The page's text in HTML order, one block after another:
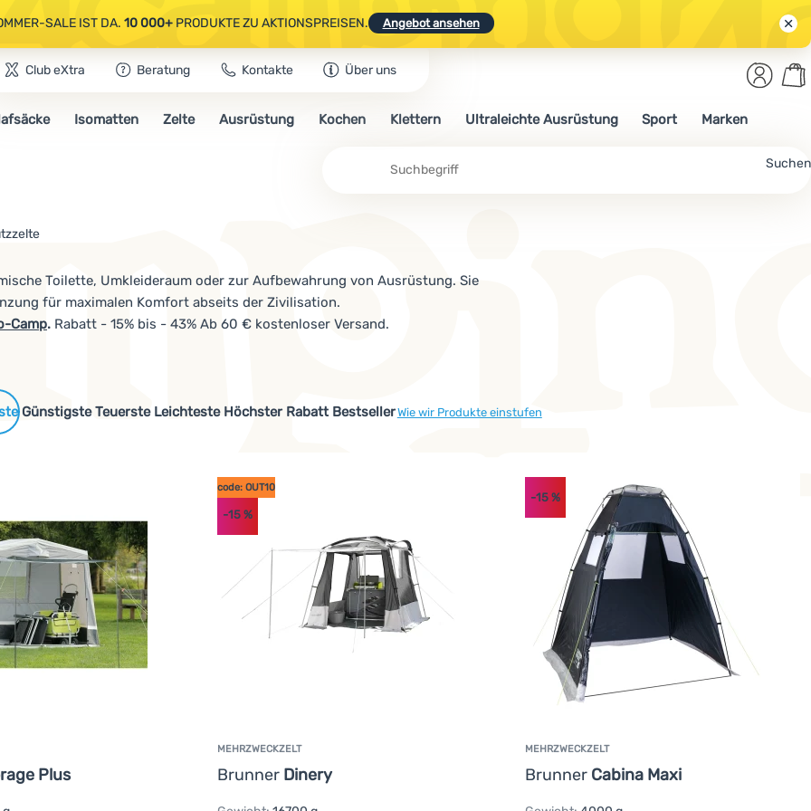
SALE IST DA. 10 000+PRODUKTE ZU AKTIONSPREISEN. Angebot ansehen
CAMPING- & WANDERAUSRÜSTUNG.CODEOUT10NUTZEN.
SALE IST DA.10 000+PRODUKTE ZU AKTIONSPREISEN. Angebot ansehen
Club eXtra Beratung Kontakte Über uns
Suche Suchen
Anmelden
Isomatten Zelte Ausrüstung Kochen Klettern Ultraleichte Ausrüstung Sport Marken
Toilette, Umkleideraum oder zur Aufbewahrung von Ausrüstung. Sie
für maximalen Komfort abseits der Zivilisation.
Camp. Rabatt - 15% bis - 43% Ab 60 € kostenloser Versand.
Günstigste Teuerste Leichteste Höchster Rabatt BestsellerWie wir Produkte einstufen
Produkte
Plus
MEHRZWECKZELT
Brunner Dinery
code: OUT10
-15%
MEHRZWECKZELT
Brunner Cabina Maxi
-15 %